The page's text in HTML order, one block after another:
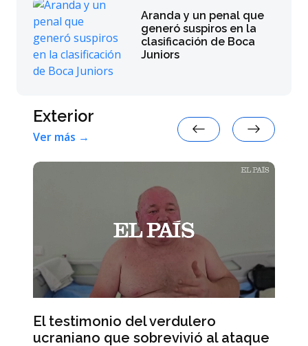
Aranda y un penal que
generó suspiros en la
clasificación de Boca
Juniors
Exterior
Ver más →
El testimonio del verdulero
ucraniano que sobrevivió al ataque